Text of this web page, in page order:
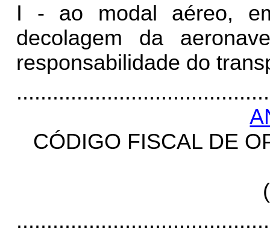
I - ao modal aéreo,
decolagem da
responsabilidade do
CÓDIGO FISCAL DE